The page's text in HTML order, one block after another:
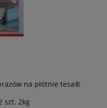
na płótnie tesa®
szt. 2kg